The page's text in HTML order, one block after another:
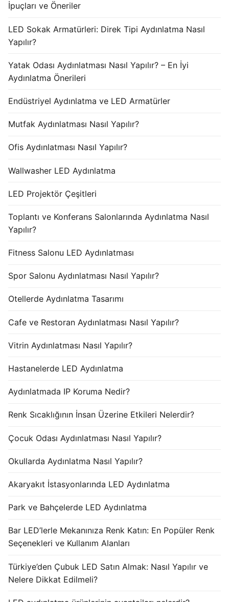
İpuçları ve Öneriler
LED Sokak Armatürleri: Direk Tipi Aydınlatma Nasıl
Yapılır?
Yatak Odası Aydınlatması Nasıl Yapılır? – En İyi
Aydınlatma Önerileri
Endüstriyel Aydınlatma ve LED Armatürler
Mutfak Aydınlatması Nasıl Yapılır?
Ofis Aydınlatması Nasıl Yapılır?
Wallwasher LED Aydınlatma
LED Projektör Çeşitleri
Toplantı ve Konferans Salonlarında Aydınlatma Nasıl
Yapılır?
Fitness Salonu LED Aydınlatması
Spor Salonu Aydınlatması Nasıl Yapılır?
Otellerde Aydınlatma Tasarımı
Cafe ve Restoran Aydınlatması Nasıl Yapılır?
Vitrin Aydınlatması Nasıl Yapılır?
Hastanelerde LED Aydınlatma
Aydınlatmada IP Koruma Nedir?
Renk Sıcaklığının İnsan Üzerine Etkileri Nelerdir?
Çocuk Odası Aydınlatması Nasıl Yapılır?
Okullarda Aydınlatma Nasıl Yapılır?
Akaryakıt İstasyonlarında LED Aydınlatma
Park ve Bahçelerde LED Aydınlatma
Bar LED’lerle Mekanınıza Renk Katın: En Popüler Renk
Seçenekleri ve Kullanım Alanları
Türkiye’den Çubuk LED Satın Almak: Nasıl Yapılır ve
Nelere Dikkat Edilmeli?